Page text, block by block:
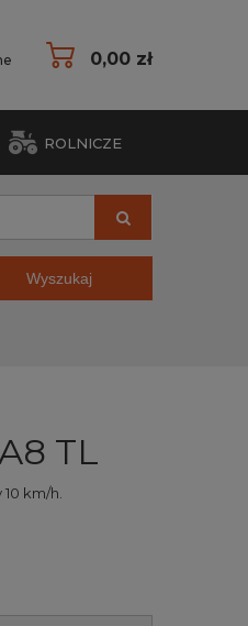
0,00 zł
ROLNICZE
Wyszukaj
TL
km/h.